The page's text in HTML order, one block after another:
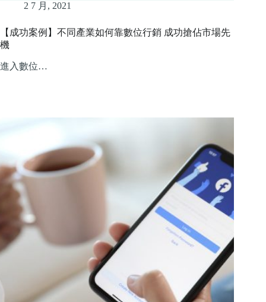
2 7 月, 2021
【成功案例】不同產業如何靠數位行銷 成功搶佔市場先
機
進入數位…